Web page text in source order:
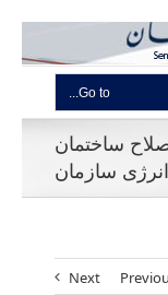
Go to...
ساختمان
سازمان
Next